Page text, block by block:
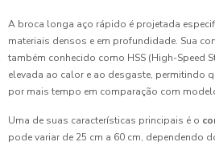
A broca longa aço rápido é projetada
materiais densos e em profundidade. Sua
também conhecido como HSS (High-Speed
elevada ao calor e ao desgaste, permitindo
por mais tempo em comparação com
Uma de suas características principais é o
pode variar de 25 cm a 60 cm, dependendo